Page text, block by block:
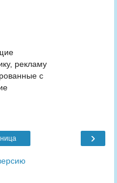
рекламу
с
›